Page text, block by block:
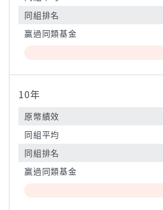
同組排名
贏過同類基金
10年
原幣績效
同組平均
同組排名
贏過同類基金